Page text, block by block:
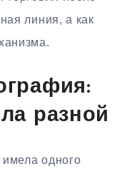
линия, а как
разной
имела одного